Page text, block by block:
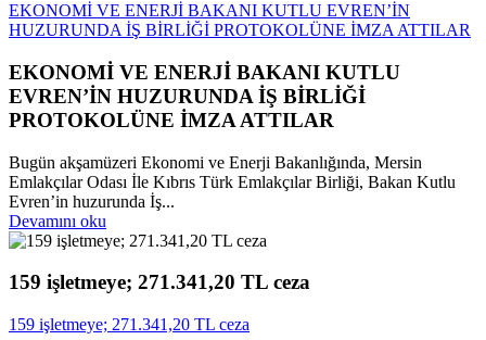
EKONOMİ VE ENERJİ BAKANI KUTLU EVREN’İN
HUZURUNDA İŞ BİRLİĞİ PROTOKOLÜNE İMZA ATTILAR
EKONOMİ VE ENERJİ BAKANI KUTLU
EVREN’İN HUZURUNDA İŞ BİRLİĞİ
PROTOKOLÜNE İMZA ATTILAR
Bugün akşamüzeri Ekonomi ve Enerji Bakanlığında, Mersin
Emlakçılar Odası İle Kıbrıs Türk Emlakçılar Birliği, Bakan Kutlu
Evren’in huzurunda İş...
Devamını oku
159 işletmeye; 271.341,20 TL ceza
159 işletmeye; 271.341,20 TL ceza